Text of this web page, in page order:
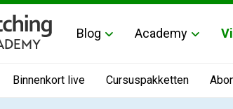
Blog Academy
Binnenkort live Cursuspakketten